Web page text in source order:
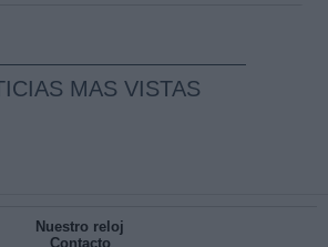
MAS VISTAS
Nuestro reloj
Contacto